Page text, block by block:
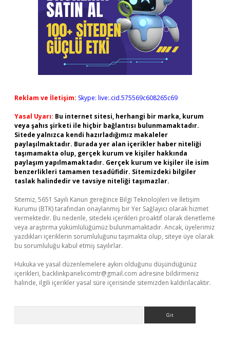
Reklam ve İletişim: Skype: live:.cid.575569c608265c69
Yasal Uyarı: Bu internet sitesi, herhangi bir marka, kurum
veya şahıs şirketi ile hiçbir bağlantısı bulunmamaktadır.
Sitede yalnızca kendi hazırladığımız makaleler
paylaşılmaktadır. Burada yer alan içerikler haber niteliği
taşımamakta olup, gerçek kurum ve kişiler hakkında
paylaşım yapılmamaktadır. Gerçek kurum ve kişiler ile isim
benzerlikleri tamamen tesadüfidir. Sitemizdeki bilgiler
taslak halindedir ve tavsiye niteliği taşımazlar.
Sitemiz, 5651 Sayılı Kanun gereğince Bilgi Teknolojileri ve İletişim
Kurumu (BTK) tarafından onaylanmış bir Yer Sağlayıcı olarak hizmet
vermektedir. Bu nedenle, sitedeki içerikleri proaktif olarak denetleme
veya araştırma yükümlülüğümüz bulunmamaktadır. Ancak, üyelerimiz
yazdıkları içeriklerin sorumluluğunu taşımakta olup, siteye üye olarak
bu sorumluluğu kabul etmiş sayılırlar.
Hukuka ve yasal düzenlemelere aykırı olduğunu düşündüğünüz
içerikleri, backlinkpanelicomtr@gmail.com adresine bildirmeniz
halinde, ilgili içerikler yasal süre içerisinde sitemizden kaldırılacaktır.